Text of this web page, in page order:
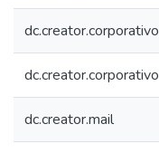
dc.creator.corporativo
dc.creator.corporativo
dc.creator.mail